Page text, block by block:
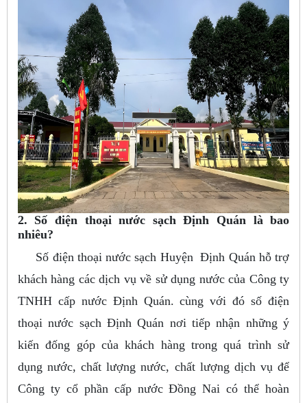
2. Số điện thoại nước sạch Định Quán là bao
nhiêu?
Số điện thoại nước sạch Huyện Định Quán hỗ trợ
khách hàng các dịch vụ về sử dụng nước của Công ty
TNHH cấp nước Định Quán. cùng với đó số điện
thoại nước sạch Định Quán nơi tiếp nhận những ý
kiến đống góp của khách hàng trong quá trình sử
dụng nước, chất lượng nước, chất lượng dịch vụ để
Công ty cổ phần cấp nước Đồng Nai có thể hoàn